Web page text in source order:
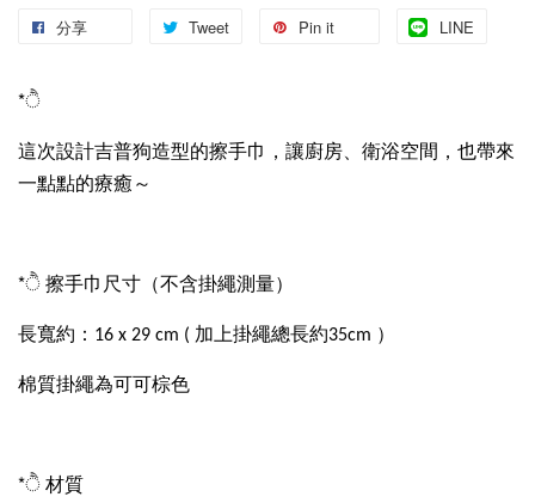
分享 Tweet Pin it LINE
*ੈ
這次設計吉普狗造型的擦手巾，讓廚房、衛浴空間，也帶來
一點點的療癒～
*ੈ 擦手巾尺寸（不含掛繩測量）
長寬約：16 x 29 cm ( 加上掛繩總長約35cm ）
棉質掛繩為可可棕色
*ੈ 材質